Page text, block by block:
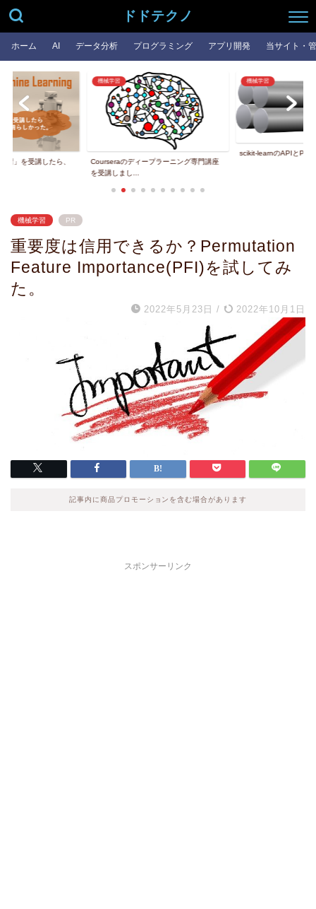
ドドテクノ
ホーム AI データ分析 プログラミング アプリ開発 当サイト・
ら、
機械学習
Courseraのディープラーニング専門講座
scikit-learnのAPIとPipelineの基本...
機械学習 PR
重要度は信用できるか？Permutation
Feature Importance(PFI)を試してみ
た。
2022年5月23日 / 2022年10月1日
記事内に商品プロモーションを含む場合があります
スポンサーリンク